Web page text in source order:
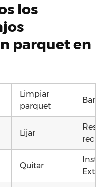
los
parquet en
Limpiar
parquet
Lijar
Quitar